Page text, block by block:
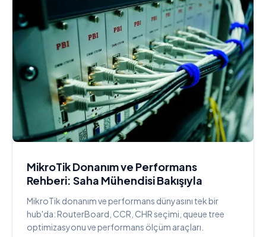
MikroTik Donanım ve Performans
Rehberi: Saha Mühendisi Bakışıyla
MikroTik donanım ve performans dünyasını tek bir
hub'da: RouterBoard, CCR, CHR seçimi, queue tree
optimizasyonu ve performans ölçüm araçları.